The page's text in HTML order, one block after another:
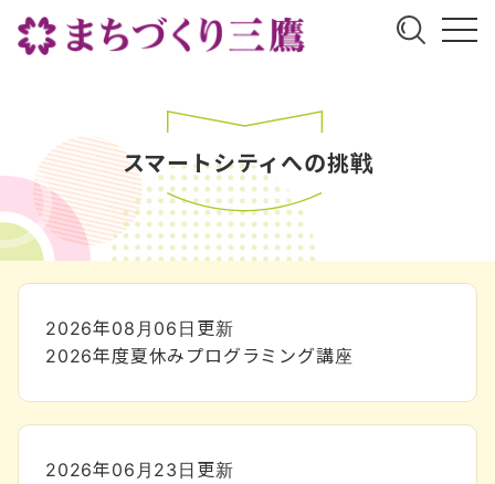
スマートシティへの挑戦
2026年08月06日 更新
2026年度夏休みプログラミング講座
2026年06月23日 更新